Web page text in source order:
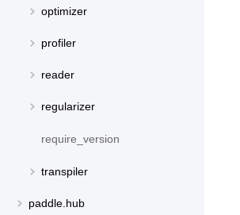
optimizer
profiler
reader
regularizer
require_version
transpiler
paddle.hub